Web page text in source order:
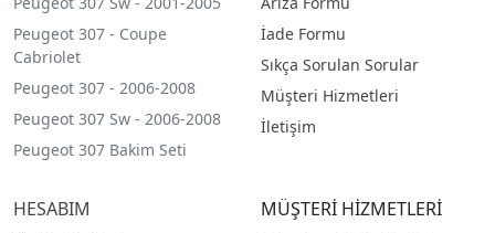
Peugeot 307 - Coupe
Cabriolet
Peugeot 307 - 2006-2008
Peugeot 307 Sw - 2006-2008
Peugeot 307 Bakim Seti
İade Formu
Sıkça Sorulan Sorular
Müşteri Hizmetleri
İletişim
HESABIM MÜŞTERİ HİZMETLERİ